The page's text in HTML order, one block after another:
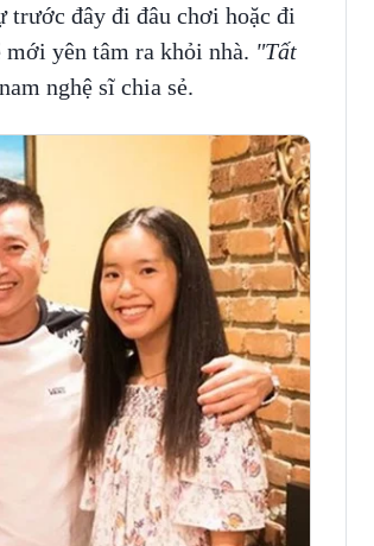
trước đây đi đâu chơi hoặc đi
mới yên tâm ra khỏi nhà. "Tất
nghệ sĩ chia sẻ.